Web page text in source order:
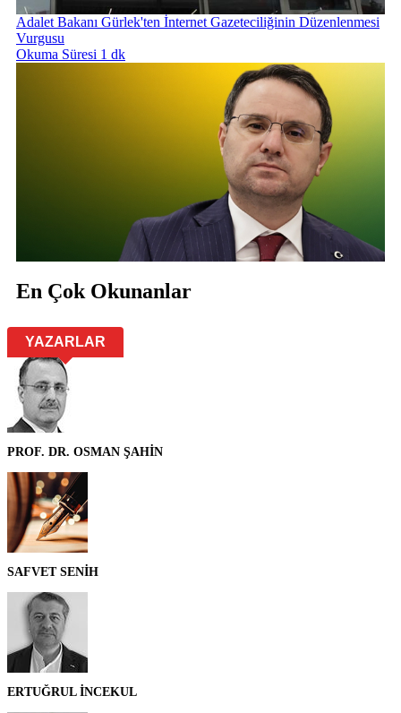
Adalet Bakanı Gürlek'ten İnternet Gazeteciliğinin Düzenlenmesi
Vurgusu
Okuma Süresi 1 dk
En Çok Okunanlar
YAZARLAR
PROF. DR. OSMAN ŞAHİN
SAFVET SENİH
ERTUĞRUL İNCEKUL